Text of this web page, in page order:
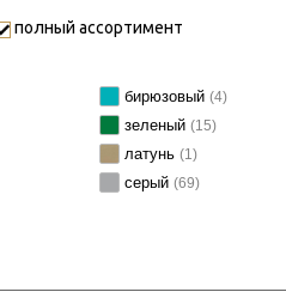
полный ассортимент
бирюзовый (4)
зеленый (15)
латунь (1)
серый (69)